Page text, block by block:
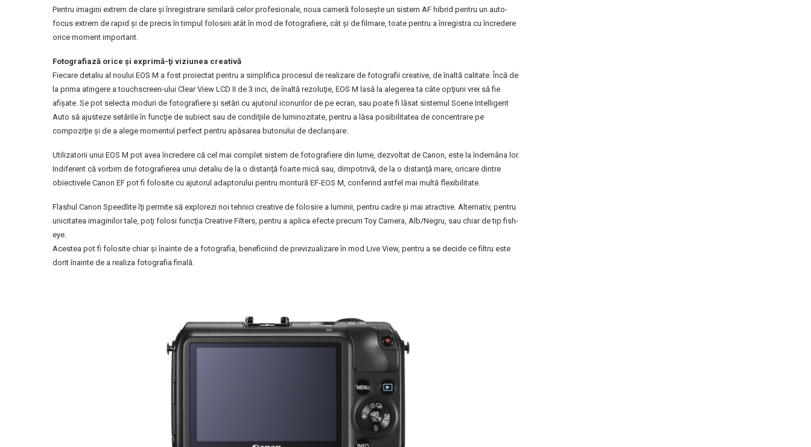
Pentru imagini extrem de clare şi înregistrare similară celor profesionale, noua cameră foloseşte un sistem AF hibrid pentru un auto-
focus extrem de rapid şi de precis în timpul folosirii atât în mod de fotografiere, cât şi de filmare, toate pentru a înregistra cu încredere
orice moment important.
Fotografiază orice şi exprimă-ţi viziunea creativă
Fiecare detaliu al noului EOS M a fost proiectat pentru a simplifica procesul de realizare de fotografii creative, de înaltă calitate. Încă de
la prima atingere a touchscreen-ului Clear View LCD II de 3 inci, de înaltă rezoluţie, EOS M lasă la alegerea ta câte opţiuni vrei să fie
afişate. Se pot selecta moduri de fotografiere şi setări cu ajutorul iconurilor de pe ecran, sau poate fi lăsat sistemul Scene Intelligent
Auto să ajusteze setările în funcţie de subiect sau de condiţiile de luminozitate, pentru a lăsa posibilitatea de concentrare pe
compoziţie şi de a alege momentul perfect pentru apăsarea butonului de declanşare.
Utilizatorii unui EOS M pot avea încredere că cel mai complet sistem de fotografiere din lume, dezvoltat de Canon, este la îndemâna lor.
Indiferent că vorbim de fotografierea unui detaliu de la o distanţă foarte mică sau, dimpotrivă, de la o distanţă mare, oricare dintre
obiectivele Canon EF pot fi folosite cu ajutorul adaptorului pentru montură EF-EOS M, conferind astfel mai multă flexibilitate.
Flashul Canon Speedlite îţi permite să explorezi noi tehnici creative de folosire a luminii, pentru cadre şi mai atractive. Alternativ, pentru
unicitatea imaginilor tale, poţi folosi funcţia Creative Filters, pentru a aplica efecte precum Toy Camera, Alb/Negru, sau chiar de tip fish-
eye.
Acestea pot fi folosite chiar şi înainte de a fotografia, beneficiind de previzualizare în mod Live View, pentru a se decide ce filtru este
dorit înainte de a realiza fotografia finală.